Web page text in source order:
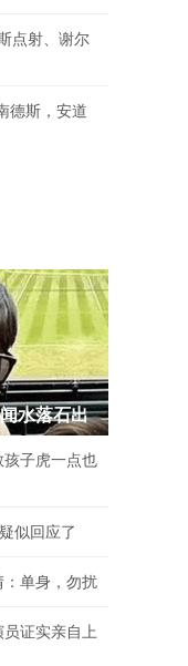
点射、谢尔
德斯，安道
水落石出
孩子虎一点也
似回应了
单身，勿扰
证实亲自上